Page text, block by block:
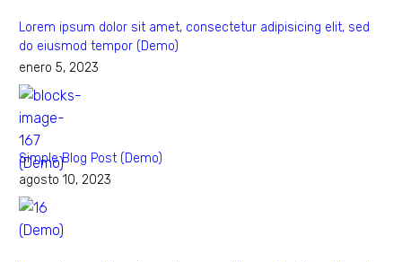
Lorem ipsum dolor sit amet, consectetur adipisicing elit, sed
do eiusmod tempor (Demo)
enero 5, 2023
Simple Blog Post (Demo)
agosto 10, 2023